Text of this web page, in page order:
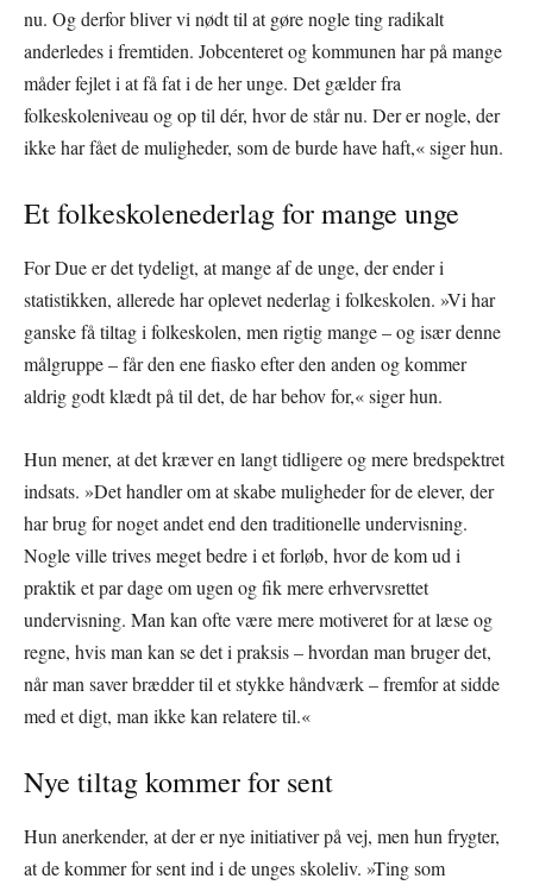
nu. Og derfor bliver vi nødt til at gøre nogle ting radikalt
anderledes i fremtiden. Jobcenteret og kommunen har på mange
måder fejlet i at få fat i de her unge. Det gælder fra
folkeskoleniveau og op til dér, hvor de står nu. Der er nogle, der
ikke har fået de muligheder, som de burde have haft,« siger hun.
Et folkeskolenederlag for mange unge
For Due er det tydeligt, at mange af de unge, der ender i
statistikken, allerede har oplevet nederlag i folkeskolen. »Vi har
ganske få tiltag i folkeskolen, men rigtig mange – og især denne
målgruppe – får den ene fiasko efter den anden og kommer
aldrig godt klædt på til det, de har behov for,« siger hun.
Hun mener, at det kræver en langt tidligere og mere bredspektret
indsats. »Det handler om at skabe muligheder for de elever, der
har brug for noget andet end den traditionelle undervisning.
Nogle ville trives meget bedre i et forløb, hvor de kom ud i
praktik et par dage om ugen og fik mere erhvervsrettet
undervisning. Man kan ofte være mere motiveret for at læse og
regne, hvis man kan se det i praksis – hvordan man bruger det,
når man saver brædder til et stykke håndværk – fremfor at sidde
med et digt, man ikke kan relatere til.«
Nye tiltag kommer for sent
Hun anerkender, at der er nye initiativer på vej, men hun frygter,
at de kommer for sent ind i de unges skoleliv. »Ting som